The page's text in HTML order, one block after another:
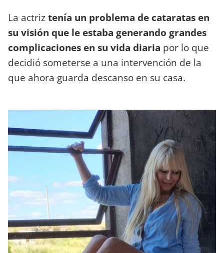
La actriztenía un problema de cataratas en
su visión que le estaba generando grandes
complicaciones en su vida diaria por lo que
decidió someterse a una intervención de la
que ahora guarda descanso en su casa.